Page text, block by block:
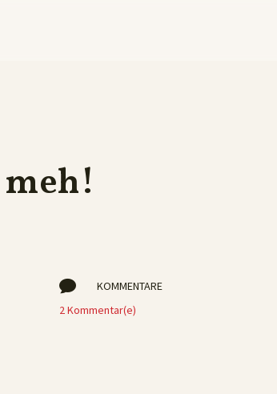

KOMMENTARE
2 Kommentar(e)